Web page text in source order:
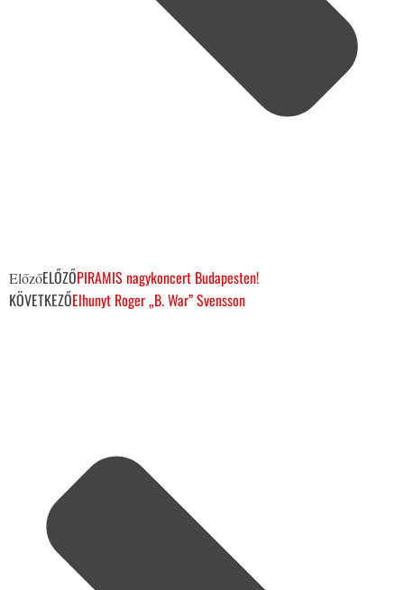
ElőzőELŐZŐPIRAMIS nagykoncert Budapesten!
KÖVETKEZŐElhunyt Roger „B. War” Svensson